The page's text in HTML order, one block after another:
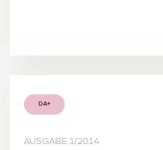
DA+
AUSGABE 1/2014